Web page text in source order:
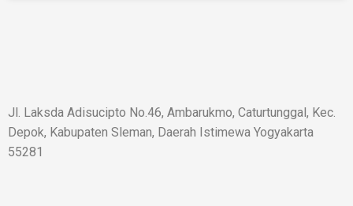
Jl. Laksda Adisucipto No.46, Ambarukmo, Caturtunggal, Kec.
Depok, Kabupaten Sleman, Daerah Istimewa Yogyakarta
55281